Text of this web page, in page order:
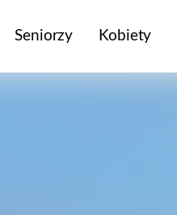
Seniorzy Kobiety